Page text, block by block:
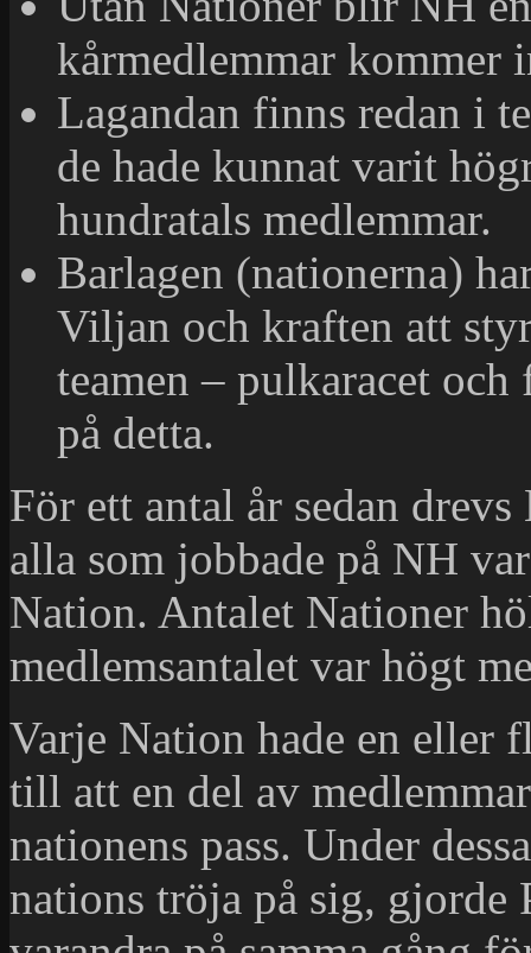
kårmedlemmar
Lagandan finns redan i
de hade kunnat varit
hundratals medlemmar.
Barlagen (nationerna)
Viljan och kraften att
teamen – pulkaracet
på detta.
För ett antal år sedan
alla som jobbade på NH
Nation. Antalet Nationer
medlemsantalet var högt
Varje Nation hade en eller
till att en del av
nationens pass. Under
nations tröja på sig, gjorde